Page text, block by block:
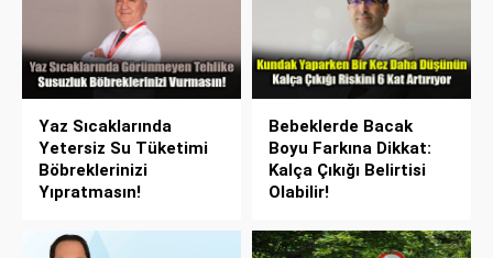
Yaz Sıcaklarında
Yetersiz Su Tüketimi
Böbreklerinizi
Yıpratmasın!
Bebeklerde Bacak
Boyu Farkına Dikkat:
Kalça Çıkığı Belirtisi
Olabilir!